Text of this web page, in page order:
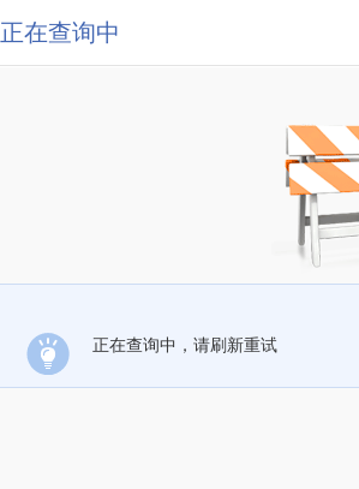
正在查询中
正在查询中，请刷新重试